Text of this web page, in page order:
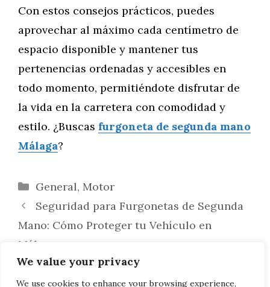
We value your privacy
We use cookies to enhance your browsing experience,
Con estos consejos prácticos, puedes
aprovechar al máximo cada centímetro de
espacio disponible y mantener tus
pertenencias ordenadas y accesibles en
todo momento, permitiéndote disfrutar de
la vida en la carretera con comodidad y
estilo. ¿Buscas furgoneta de segunda mano
Málaga?
Categorías
General, Motor
Seguridad para Furgonetas de Segunda
Mano: Cómo Proteger tu Vehículo en
Málaga
Instalación de Sistemas de Energía Solar
en Furgonetas de Ocasión: Para los Amantes